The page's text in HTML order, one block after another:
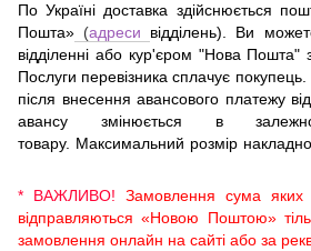
По Україні доставка здійснюється
Пошта» (адреси
відділень). Ви
відділенні або кур'єром "Нова Пошта"
Послуги перевізника сплачує покупець.
після внесення авансового платежу
авансу змінюється в
товару. Максимальний розмір
* ВАЖЛИВО! Замовлення сума
відправляються «Новою Поштою»
замовлення онлайн на сайті або за